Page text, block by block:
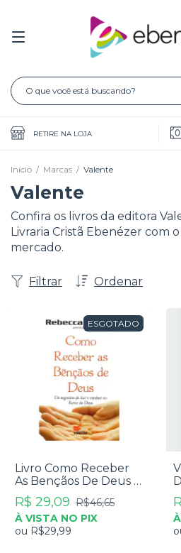
RETIRE NA LOJA
Início / Marcas / Valente
Valente
Confira os livros da editora
Livraria Cristã Ebenézer com
mercado.
Ordenar
Filtrar
ESGOTADO
Livro Como Receber
As Bençãos De Deus -
Rebecca Brown
R$ 29,09 R$46,65
À VISTA NO PIX
ou R$29,99